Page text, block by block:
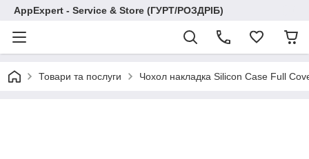
AppExpert - Service & Store (ГУРТ/РОЗДРІБ)
Товари та послуги Чохол накладка Silicon Case Full